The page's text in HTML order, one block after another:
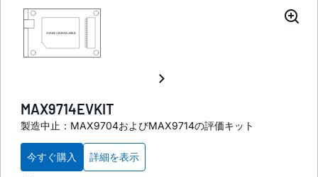
MAX9714EVKIT
製造中止：MAX9704およびMAX9714の評価キット
今すぐ購入 詳細を表示